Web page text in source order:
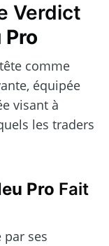
Verdict
comme
équipée
visant à
les traders
Pro Fait
par ses